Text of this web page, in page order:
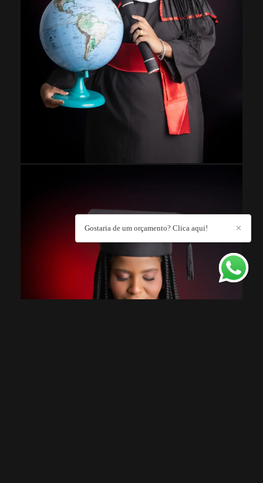
✕
Gostaria de um orçamento? Clica aqui!